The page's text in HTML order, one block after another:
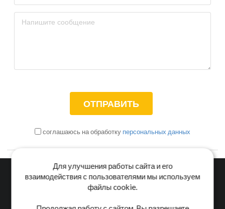
соглашаюсь на обработку персональных данных
Для улучшения работы сайта и его
взаимодействия с пользователями мы используем
файлы cookie.